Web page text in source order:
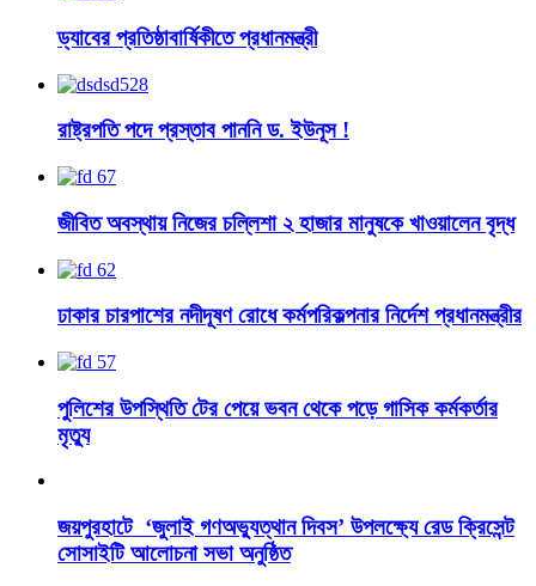
ড্যাবের প্রতিষ্ঠাবার্ষিকীতে প্রধানমন্ত্রী
রাষ্ট্রপতি পদে প্রস্তাব পাননি ড. ইউনূস !
জীবিত অবস্থায় নিজের চল্লিশা ২ হাজার মানুষকে খাওয়ালেন বৃদ্ধ
ঢাকার চারপাশের নদীদূষণ রোধে কর্মপরিকল্পনার নির্দেশ প্রধানমন্ত্রীর
পুলিশের উপস্থিতি টের পেয়ে ভবন থেকে পড়ে গাসিক কর্মকর্তার
মৃত্যু
জয়পুরহাটে ‘জুলাই গণঅভ্যুত্থান দিবস’ উপলক্ষ্যে রেড ক্রিসেন্ট
সোসাইটি আলোচনা সভা অনুষ্ঠিত